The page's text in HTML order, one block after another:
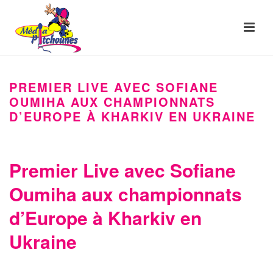
PREMIER LIVE AVEC SOFIANE
OUMIHA AUX CHAMPIONNATS
D’EUROPE À KHARKIV EN UKRAINE
Premier Live avec Sofiane
Oumiha aux championnats
d’Europe à Kharkiv en
Ukraine